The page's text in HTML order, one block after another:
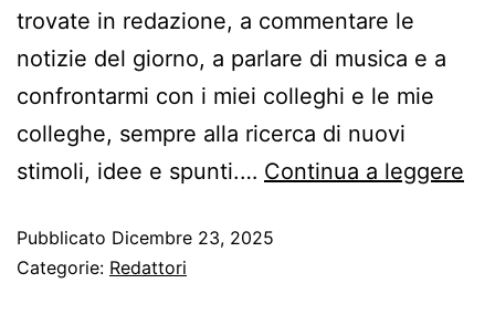
trovate in redazione, a commentare le
notizie del giorno, a parlare di musica e a
confrontarmi con i miei colleghi e le mie
colleghe, sempre alla ricerca di nuovi
stimoli, idee e spunti.… Continua a leggere
Pubblicato Dicembre 23, 2025
Categorie: Redattori